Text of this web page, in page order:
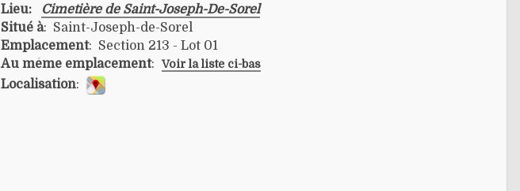
Lieu:
Cimetière de Saint-Joseph-De-Sorel
Situé à: Saint-Joseph-de-Sorel
Emplacement: Section 213 - Lot 01
Au même emplacement: Voir la liste ci-bas
Localisation: